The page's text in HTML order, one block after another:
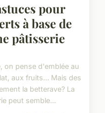
pour
à base de
pâtisserie
on pense d'emblée au
aux fruits… Mais des
la betterave? La
peut semble...